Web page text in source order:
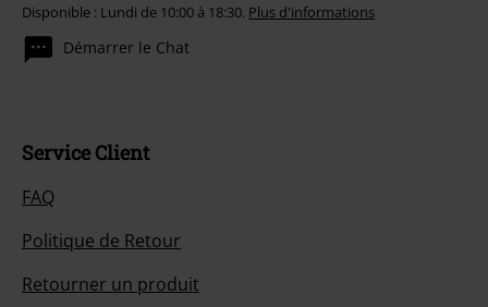
Disponible : Lundi de 10:00 à 18:30. Plus d'informations
Démarrer le Chat
Service Client
FAQ
Politique de Retour
Retourner un produit